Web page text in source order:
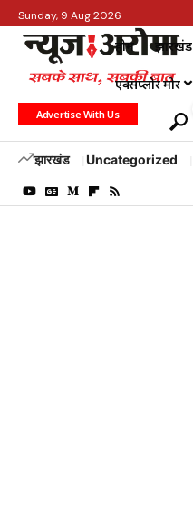
Sunday, 9 Aug 2026
होम झारखंड
एक्सप्लोर मोर
Advertise With Us
झारखंड Uncategorized